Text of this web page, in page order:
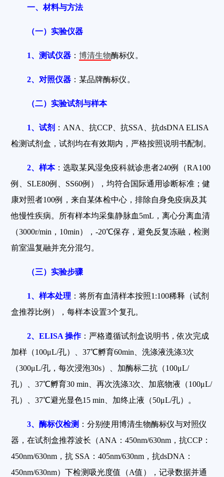
一、材料与方法
（一）实验仪器
1、测试仪器 ：博清生物酶标仪。
2、对照仪器 ：某品牌酶标仪。
（二）实验试剂与样本
1、试剂 ：ANA、抗CCP、抗SSA、抗dsDNA ELISA
检测试剂盒，试剂均在有效期内，严格按照说明书配制。
2、样本：选取某风湿免疫科就诊患者240例（RA100
例、SLE80例、SS60例），均符合国际通用诊断标准；健
康对照者100例，来自某体检中心，排除自身免疫病及其
他慢性疾病。所有样本均采集静脉血5mL，离心分离血清
（3000r/min，10min），-20℃保存，避免反复冻融，检测
前室温复融并充分混匀。
（三）实验步骤
1、样本处理 ：将所有血清样本按照1:100稀释（试剂
盒推荐比例），每样本设置3个复孔。
2、ELISA 操作：严格遵循试剂盒说明书，依次完成
加样（100μL/孔）、37℃孵育60min、洗涤液洗涤3次
（300μL/孔，每次浸泡30s）、加酶标二抗（100μL/
孔）、37℃孵育30 min、再次洗涤3次、加底物液（100μL/
孔）、37℃避光显色15 min、加终止液（50μL/孔）。
3、酶标仪检测 ：分别使用博清生物酶标仪与对照仪
器，在试剂盒推荐波长（ANA：450nm/630nm，抗CCP：
450nm/630nm，抗 SSA：405nm/630nm，抗dsDNA：
450nm/630nm）下检测吸光度值（A值），记录数据并通